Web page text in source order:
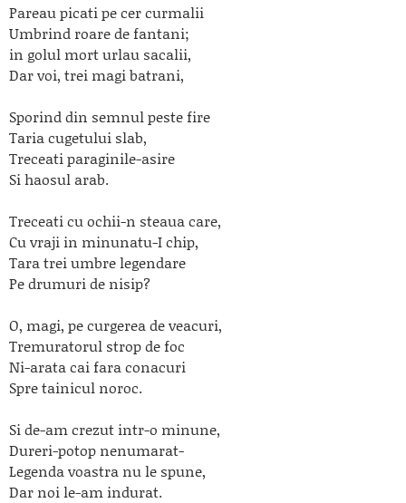
Pareau picati pe cer curmalii
Umbrind roare de fantani;
in golul mort urlau sacalii,
Dar voi, trei magi batrani,
Sporind din semnul peste fire
Taria cugetului slab,
Treceati paraginile-asire
Si haosul arab.
Treceati cu ochii-n steaua care,
Cu vraji in minunatu-I chip,
Tara trei umbre legendare
Pe drumuri de nisip?
O, magi, pe curgerea de veacuri,
Tremuratorul strop de foc
Ni-arata cai fara conacuri
Spre tainicul noroc.
Si de-am crezut intr-o minune,
Dureri-potop nenumarat-
Legenda voastra nu le spune,
Dar noi le-am indurat.